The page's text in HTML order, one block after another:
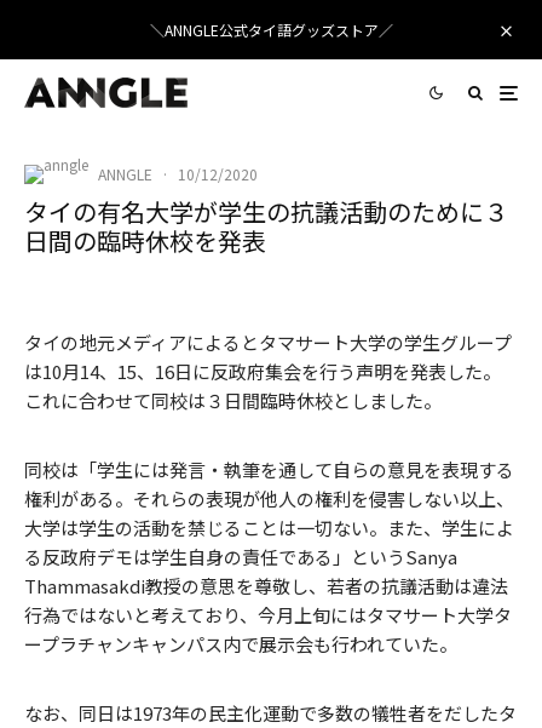
＼ANNGLE公式タイ語グッズストア／
ANNGLE · 10/12/2020
タイの有名大学が学生の抗議活動のために３
日間の臨時休校を発表
タイの地元メディアによるとタマサート大学の学生グループ
は10月14、15、16日に反政府集会を行う声明を発表した。
これに合わせて同校は３日間臨時休校としました。
同校は「学生には発言・執筆を通して自らの意見を表現する
権利がある。それらの表現が他人の権利を侵害しない以上、
大学は学生の活動を禁じることは一切ない。また、学生によ
る反政府デモは学生自身の責任である」というSanya
Thammasakdi教授の意思を尊敬し、若者の抗議活動は違法
行為ではないと考えており、今月上旬にはタマサート大学タ
ープラチャンキャンパス内で展示会も行われていた。
なお、同日は1973年の民主化運動で多数の犠牲者をだしたタ